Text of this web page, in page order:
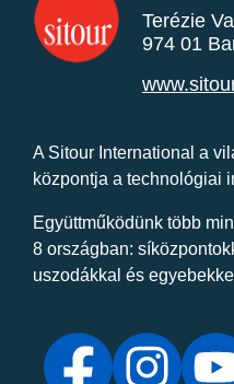
Terézie
974 01
A Sitour International a
központja a technológiai
Együttműködünk több
8 országban:
uszodákkal és